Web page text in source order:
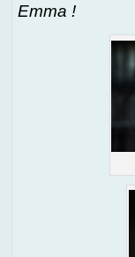
Emma !